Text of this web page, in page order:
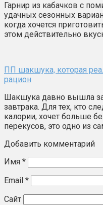
Гарнир из кабачков с
удачных сезонных
когда хочется
этом действительно
ПП шакшука, которая
рацион
Шакшука давно вышла
завтрака. Для тех, кто
калории, хочет больше
перекусов, это одно из
Добавить комментарий
Имя *
Email *
Сайт